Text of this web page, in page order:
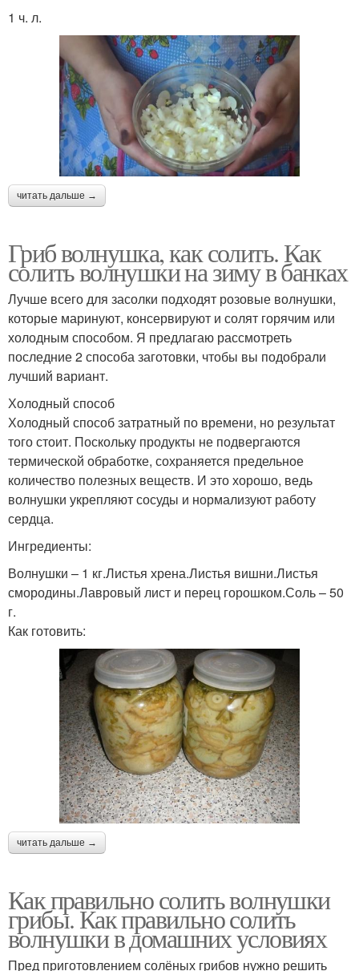
1 ч. л.
читать дальше →
Гриб волнушка, как солить. Как
солить волнушки на зиму в банках
Лучше всего для засолки подходят розовые волнушки,
которые маринуют, консервируют и солят горячим или
холодным способом. Я предлагаю рассмотреть
последние 2 способа заготовки, чтобы вы подобрали
лучший вариант.
Холодный способ
Холодный способ затратный по времени, но результат
того стоит. Поскольку продукты не подвергаются
термической обработке, сохраняется предельное
количество полезных веществ. И это хорошо, ведь
волнушки укрепляют сосуды и нормализуют работу
сердца.
Ингредиенты:
Волнушки – 1 кг.Листья хрена.Листья вишни.Листья
смородины.Лавровый лист и перец горошком.Соль – 50
г.
Как готовить:
читать дальше →
Как правильно солить волнушки
грибы. Как правильно солить
волнушки в домашних условиях
Пред приготовлением солёных грибов нужно решить